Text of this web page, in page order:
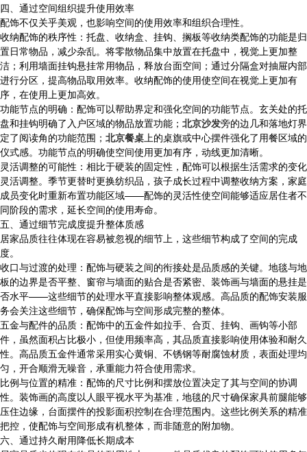
四、通过空间组织提升使用效率
配饰不仅关乎美观，也影响空间的使用效率和组织合理性。
收纳配饰的秩序性：托盘、收纳盒、挂钩、搁板等收纳类配饰的功能是归
置日常物品，减少杂乱。将零散物品集中放置在托盘中，视觉上更加整
洁；利用墙面挂钩悬挂常用物品，释放台面空间；通过分隔盒对抽屉内部
进行分区，提高物品取用效率。收纳配饰的使用使空间在视觉上更加有
序，在使用上更加高效。
功能节点的明确：配饰可以帮助界定和强化空间的功能节点。玄关处的托
盘和挂钩明确了入户区域的物品放置功能； 北京沙发旁的边几和落地灯界
定了阅读角的功能范围； 北京餐桌上的桌旗或中心摆件强化了用餐区域的
仪式感。功能节点的明确使空间使用更加有序，动线更加清晰。
灵活调整的可能性：相比于硬装的固定性，配饰可以根据生活需求的变化
灵活调整。季节更替时更换纺织品，孩子成长过程中调整收纳方案，家庭
成员变化时重新布置功能区域——配饰的灵活性使空间能够适应居住者不
同阶段的需求，延长空间的使用寿命。
五、通过细节完成度提升整体质感
居家品质往往体现在容易被忽视的细节上，这些细节构成了空间的完成
度。
收口与过渡的处理：配饰与硬装之间的衔接处是品质感的关键。地毯与地
板的边界是否平整、窗帘与墙面的贴合是否紧密、装饰画与墙面的悬挂是
否水平——这些细节的处理水平直接影响整体观感。高品质的配饰安装服
务会关注这些细节，确保配饰与空间形成完整的整体。
五金与配件的品质：配饰中的五金件如拉手、合页、挂钩、画钩等小部
件，虽然面积占比极小，但使用频率高，其品质直接影响使用体验和耐久
性。高品质五金件通常采用实心黄铜、不锈钢等耐腐蚀材质，表面处理均
匀，开合顺滑无噪音，承重能力符合使用需求。
比例与位置的精准：配饰的尺寸比例和摆放位置决定了其与空间的协调
性。装饰画的高度以人眼平视水平为基准，地毯的尺寸确保家具前腿能够
压住边缘，台面摆件的投影面积控制在合理范围内。这些比例关系的精准
把控，使配饰与空间形成有机整体，而非随意的附加物。
六、通过持久耐用降低长期成本